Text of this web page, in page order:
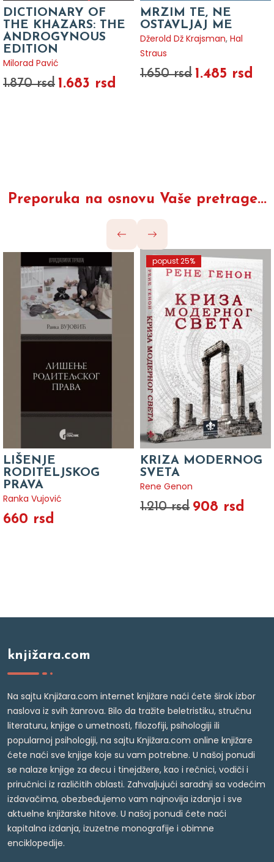
DICTIONARY OF
THE KHAZARS: THE
ANDROGYNOUS
EDITION
Milorad Pavić
1.870 rsd 1.683 rsd
MRZIM TE, NE
OSTAVLJAJ ME
Džerold Dž Krajsman, Hal
Straus
1.650 rsd 1.485 rsd
Preporuka na osnovu Vaše pretrage...
LIŠENJE
RODITELJSKOG
PRAVA
Ranka Vujović
660 rsd
popust 25%
KRIZA MODERNOG
SVETA
Rene Genon
1.210 rsd 908 rsd
knjižara.com
Na sajtu Knjižara.com internet knjižare naći ćete širok izbor
naslova iz svih žanrova. Bilo da tražite beletristiku, stručnu
literaturu, knjige o umetnosti, filozofiji, psihologiji ili
popularnoj psihologiji, na sajtu Knjižara.com online knjižare
ćete naći sve knjige koje su vam potrebne. U našoj ponudi
se nalaze knjige za decu i tinejdžere, kao i rečnici, vodiči i
priručnici iz različitih oblasti. Zahvaljujući saradnji sa vodećim
izdavačima, obezbeđujemo vam najnovija izdanja i sve
aktuelne knjižarske hitove. U našoj ponudi ćete naći
kapitalna izdanja, izuzetne monografije i obimne
enciklopedije.